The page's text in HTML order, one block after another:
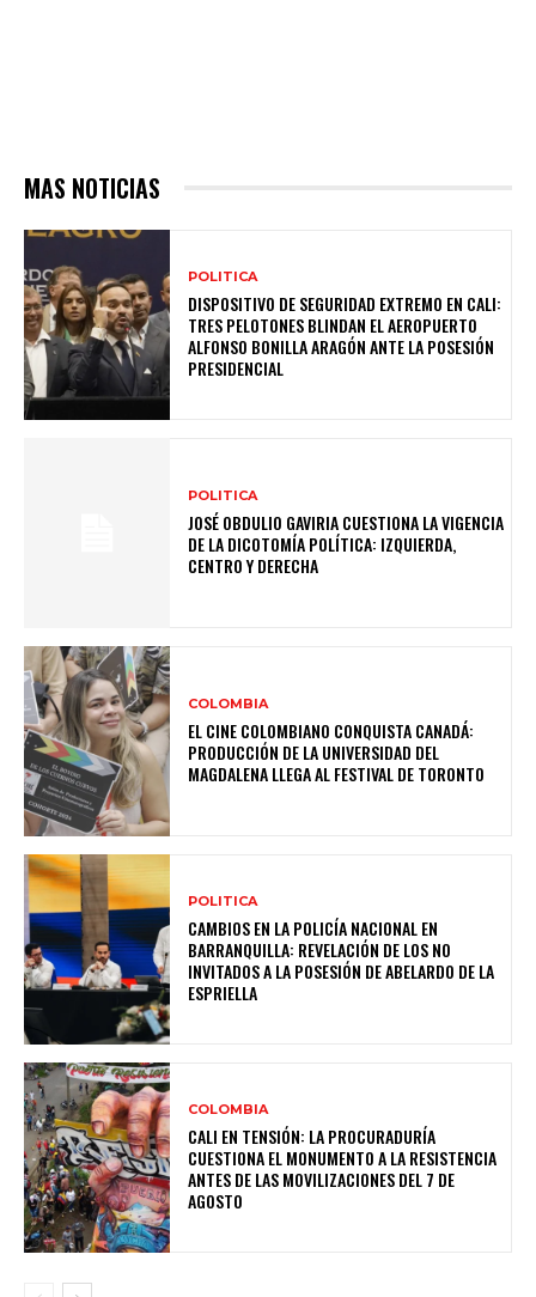
MAS NOTICIAS
POLITICA
DISPOSITIVO DE SEGURIDAD EXTREMO EN CALI:
TRES PELOTONES BLINDAN EL AEROPUERTO
ALFONSO BONILLA ARAGÓN ANTE LA POSESIÓN
PRESIDENCIAL
POLITICA
JOSÉ OBDULIO GAVIRIA CUESTIONA LA VIGENCIA
DE LA DICOTOMÍA POLÍTICA: IZQUIERDA,
CENTRO Y DERECHA
COLOMBIA
EL CINE COLOMBIANO CONQUISTA CANADÁ:
PRODUCCIÓN DE LA UNIVERSIDAD DEL
MAGDALENA LLEGA AL FESTIVAL DE TORONTO
POLITICA
CAMBIOS EN LA POLICÍA NACIONAL EN
BARRANQUILLA: REVELACIÓN DE LOS NO
INVITADOS A LA POSESIÓN DE ABELARDO DE LA
ESPRIELLA
COLOMBIA
CALI EN TENSIÓN: LA PROCURADURÍA
CUESTIONA EL MONUMENTO A LA RESISTENCIA
ANTES DE LAS MOVILIZACIONES DEL 7 DE
AGOSTO